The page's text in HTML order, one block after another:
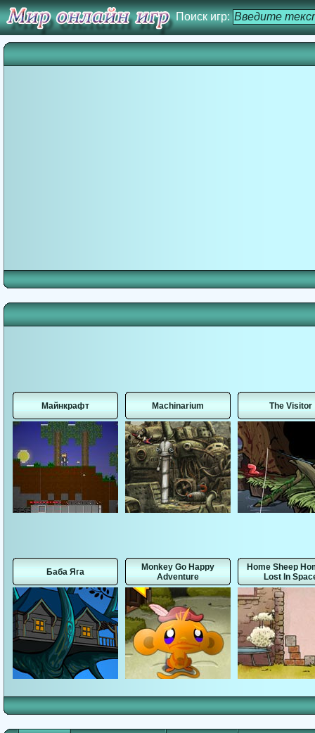
Поиск игр:
Майнкрафт Machinarium The Visitor
Баба Яга
Monkey Go Happy
Adventure
Home Sheep
Lost In